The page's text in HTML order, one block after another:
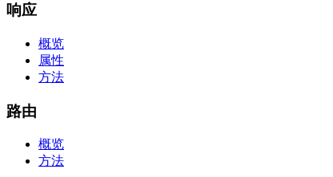
响应
概览
属性
方法
路由
概览
方法